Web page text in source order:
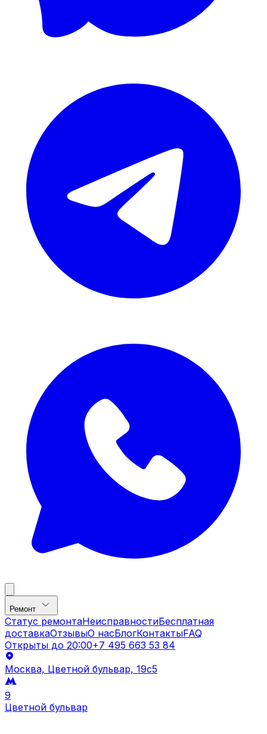
Ремонт
Статус ремонтаНеисправностиБесплатная
доставкаОтзывыО насБлогКонтактыFAQ
Открыты до 20:00+7 495 663 53 84
Москва, Цветной бульвар, 19c5
9
Цветной бульвар